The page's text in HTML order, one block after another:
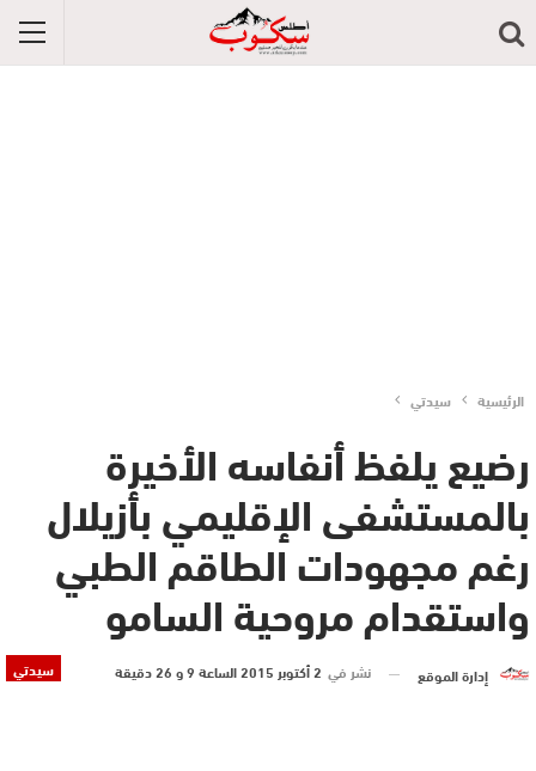
الرئيسية سيدتي
رضيع يلفظ أنفاسه الأخيرة
بالمستشفى الإقليمي بأزيلال
رغم مجهودات الطاقم الطبي
واستقدام مروحية السامو
سيدتي إدارة الموقع نشر في 2 أكتوبر 2015 الساعة 9 و 26 دقيقة